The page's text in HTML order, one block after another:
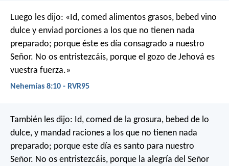
Luego les dijo: «Id, comed alimentos grasos, bebed vino
dulce y enviad porciones a los que no tienen nada
preparado; porque éste es día consagrado a nuestro
Señor. No os entristezcáis, porque el gozo de Jehová es
vuestra fuerza.»
Nehemías 8:10 - RVR95
También les dijo: Id, comed de la grosura, bebed de lo
dulce, y mandad raciones a los que no tienen nada
preparado; porque este día es santo para nuestro
Señor. No os entristezcáis, porque la alegría del Señor